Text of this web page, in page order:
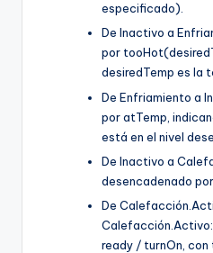
especificado).
De Inactivo a
por
desiredTemp es la
De Enfriamiento a
por atTemp,
está en el nivel
De Inactivo a
desencadenado
De
ready / turnOn, con